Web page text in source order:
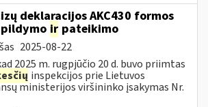
deklaracijos AKC430 formos
ir pateikimo
2025-08-22
2025 m. rugpjūčio 20 d. buvo priimtas
inspekcijos prie Lietuvos
ministerijos viršininko įsakymas Nr.